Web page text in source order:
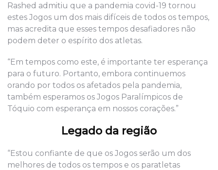
Rashed admitiu que a pandemia covid-19 tornou
estes Jogos um dos mais difíceis de todos os tempos,
mas acredita que esses tempos desafiadores não
podem deter o espírito dos atletas.
“Em tempos como este, é importante ter esperança
para o futuro. Portanto, embora continuemos
orando por todos os afetados pela pandemia,
também esperamos os Jogos Paralímpicos de
Tóquio com esperança em nossos corações.”
Legado da região
“Estou confiante de que os Jogos serão um dos
melhores de todos os tempos e os paratletas